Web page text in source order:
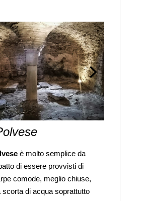
è molto semplice da
di essere provvisti di
comode, meglio chiuse,
scorta di acqua soprattutto